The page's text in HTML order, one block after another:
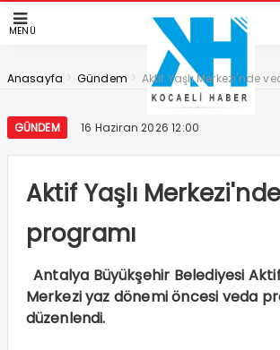
MENÜ
Anasayfa > Gündem > Aktif Yaşlı Merkezi'nde
GÜNDEM 16 Haziran 2026 12:00
Aktif Yaşlı
programı
Antalya Büyükşehir Belediyesi Aktif
Merkezi yaz dönemi öncesi veda
düzenlendi.